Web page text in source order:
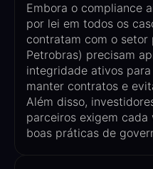
Embora o compliance
por lei em todos os
contratam com o setor
Petrobras) precisam
integridade ativos
manter contratos e
Além disso,
parceiros exigem
boas práticas de